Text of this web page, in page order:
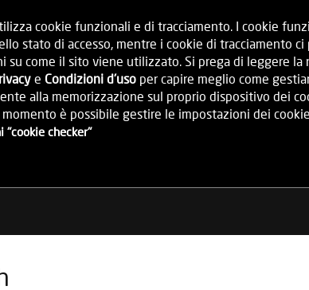
cookie funzionali e di tracciamento. I cookie
stato di accesso, mentre i cookie di tracciamento
su come il sito viene utilizzato. Si prega di leggere la
e Condizioni d'uso per capire meglio come
alla memorizzazione sul proprio dispositivo dei
momento è possibile gestire le impostazioni dei
"cookie checker"